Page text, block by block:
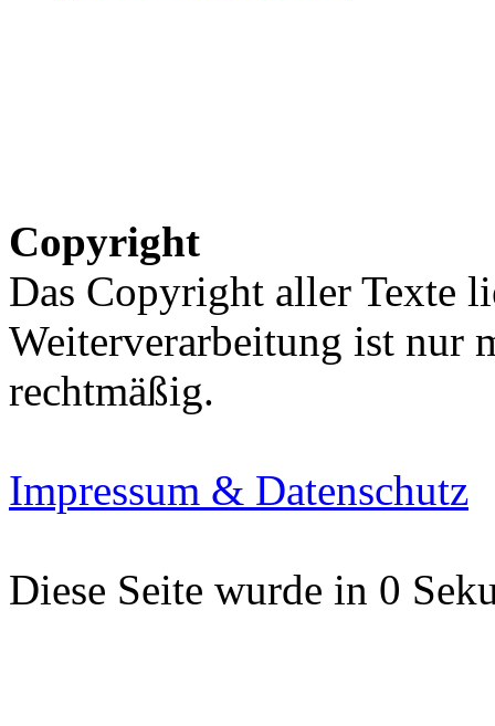
Copyright
Das Copyright aller Texte
Weiterverarbeitung ist nur
rechtmäßig.
Impressum & Datenschutz
Diese Seite wurde in 0